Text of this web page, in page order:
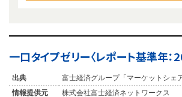
一口タイプゼリー〈レポート基準年：
出典
富士経済グループ「マーケットシェ
情報提供元
株式会社富士経済ネットワークス